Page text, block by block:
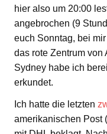
hier also um 20:00
angebrochen (9
euch Sonntag, bei
das rote Zentrum von
Sydney habe ich
erkundet.
Ich hatte die letzten
amerikanischen Post